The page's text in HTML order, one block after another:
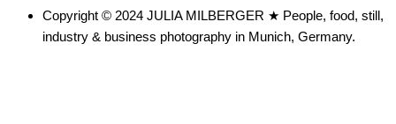
Copyright © 2024 JULIA MILBERGER ★ People, food, still,
industry & business photography in Munich, Germany.